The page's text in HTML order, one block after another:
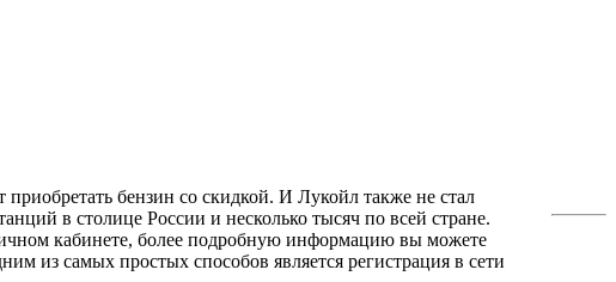
бензин со скидкой. И Лукойл также не стал
в столице России и несколько тысяч по всей стране.
кабинете, более подробную информацию вы можете
из самых простых способов является регистрация в сети